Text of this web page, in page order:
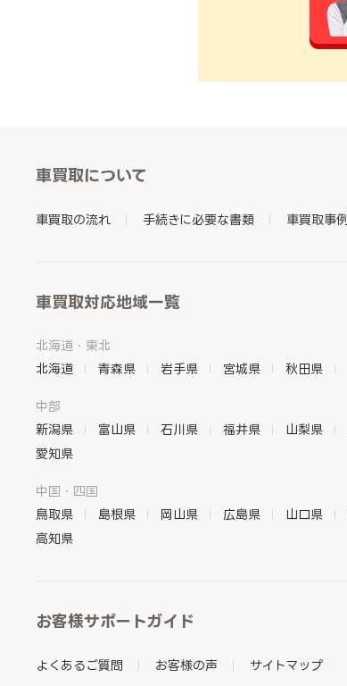
車買取について
車買取の流れ 手続きに必要な書類 車買取事例
車買取対応地域一覧
北海道・東北
北海道
青森県 岩手県 宮城県 秋田県
中部
新潟県
富山県 石川県 福井県 山梨県
愛知県
中国・四国
鳥取県
島根県 岡山県 広島県 山口県
高知県
お客様サポートガイド
よくあるご質問 お客様の声 サイトマップ